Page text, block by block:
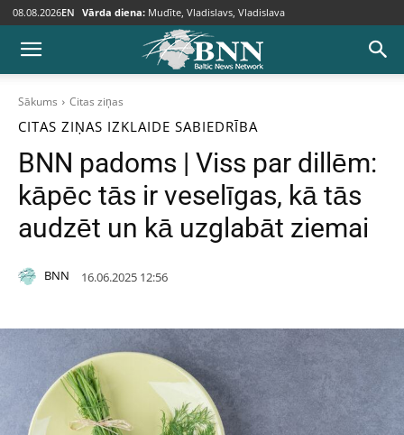
08.08.2026EN Vārda diena: Mudīte, Vladislavs, Vladislava
Sākums Citas ziņas
CITAS ZIŅAS IZKLAIDE SABIEDRĪBA
BNN padoms | Viss par dillēm:
kāpēc tās ir veselīgas, kā tās
audzēt un kā uzglabāt ziemai
BNN 16.06.2025 12:56